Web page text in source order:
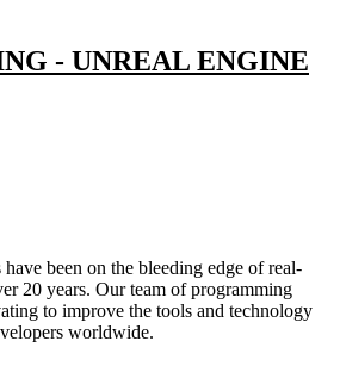
- UNREAL ENGINE
been on the bleeding edge of real-
20 years. Our team of programming
to improve the tools and technology
worldwide.